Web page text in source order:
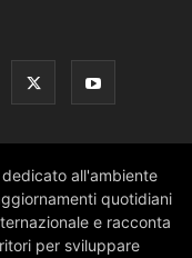
all'ambiente
quotidiani
e racconta
per sviluppare